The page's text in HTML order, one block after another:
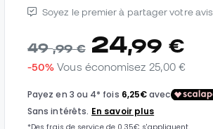
Soyez le premier à partager votre avis
49,99 € 24,99 €
-50% Vous économisez 25,00 €